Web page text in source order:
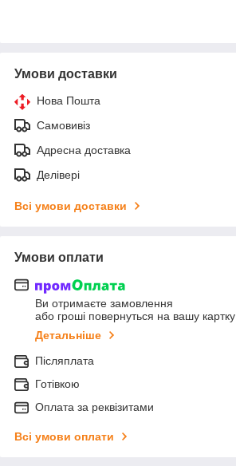
Умови доставки
Нова Пошта
Самовивіз
Адресна доставка
Делівері
Всі умови доставки
Умови оплати
Ви отримаєте замовлення
або гроші повернуться на вашу картку
Детальніше
Післяплата
Готівкою
Оплата за реквізитами
Всі умови оплати